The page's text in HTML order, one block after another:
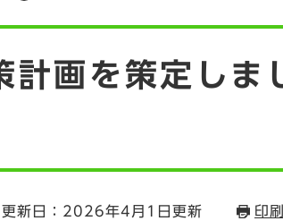
計画を策定しま
更新日：2026年4月1日更新 印